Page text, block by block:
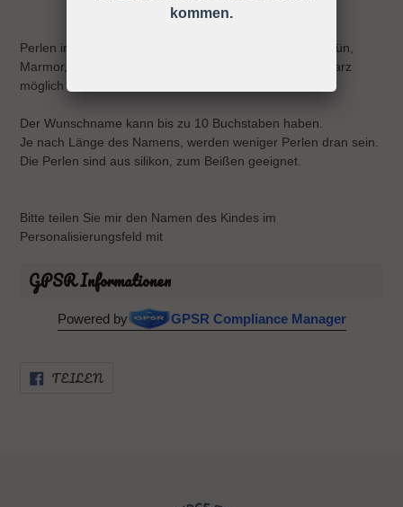
Perlen in hellblau, dunkelblau, türkis, grau, weiß, mintgrün,
Marmor, froschgrün, rosa, pink, lila, flieder, beige, schwarz
möglich
Der Wunschname kann bis zu 10 Buchstaben haben.
Je nach Länge des Namens, werden weniger Perlen dran sein.
Die Perlen sind aus silikon, zum Beißen geeignet.
Bitte teilen Sie mir den Namen des Kindes im
Personalisierungsfeld mit
GPSR Informationen
Powered by GPSR Compliance Manager
TEILENFACEBOOK
kommen.